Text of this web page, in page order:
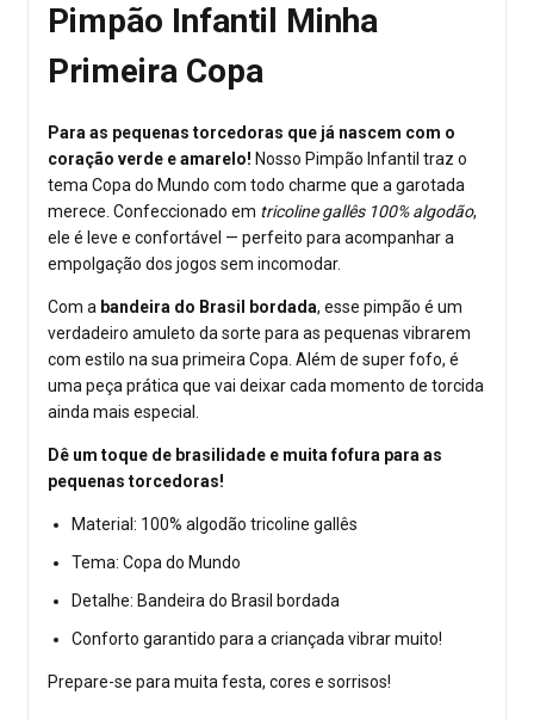
Pimpão Infantil Minha
Primeira Copa
Para as pequenas torcedoras que já nascem com o
coração verde e amarelo! Nosso Pimpão Infantil traz o
tema Copa do Mundo com todo charme que a garotada
merece. Confeccionado em tricoline gallês 100% algodão,
ele é leve e confortável — perfeito para acompanhar a
empolgação dos jogos sem incomodar.
Com a bandeira do Brasil bordada, esse pimpão é um
verdadeiro amuleto da sorte para as pequenas vibrarem
com estilo na sua primeira Copa. Além de super fofo, é
uma peça prática que vai deixar cada momento de torcida
ainda mais especial.
Dê um toque de brasilidade e muita fofura para as
pequenas torcedoras!
Material: 100% algodão tricoline gallês
Tema: Copa do Mundo
Detalhe: Bandeira do Brasil bordada
Conforto garantido para a criançada vibrar muito!
Prepare-se para muita festa, cores e sorrisos!